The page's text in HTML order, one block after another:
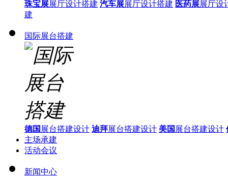
珠宝展展厅设计搭建 汽车展展厅设计搭建 医药展展厅设
建
国际展台搭建
德国 展台搭建设计 迪拜展台搭建设计 美国 展台搭建设计
主场承建
活动会议
新闻中心